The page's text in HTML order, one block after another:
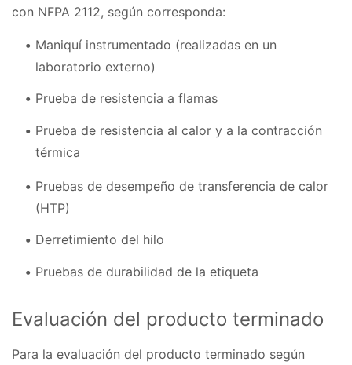
con NFPA 2112, según corresponda:
Maniquí instrumentado (realizadas en un
laboratorio externo)
Prueba de resistencia a flamas
Prueba de resistencia al calor y a la contracción
térmica
Pruebas de desempeño de transferencia de calor
(HTP)
Derretimiento del hilo
Pruebas de durabilidad de la etiqueta
Evaluación del producto terminado
Para la evaluación del producto terminado según